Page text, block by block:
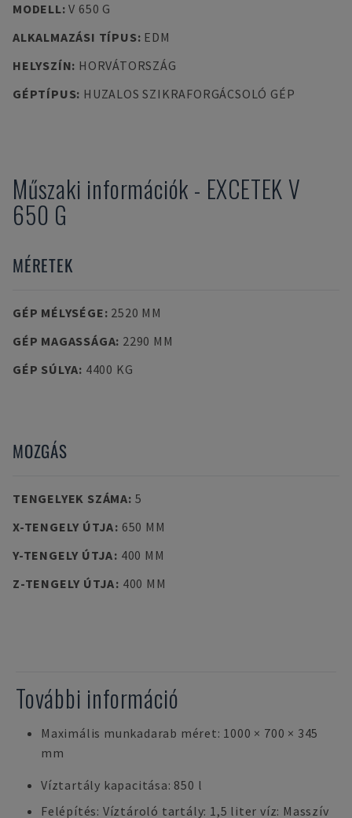
MODELL:V 650 G
ALKALMAZÁSI TÍPUS: EDM
HELYSZÍN: HORVÁTORSZÁG
GÉPTÍPUS: HUZALOS SZIKRAFORGÁCSOLÓ GÉP
Műszaki információk - EXCETEK V
650 G
MÉRETEK
GÉP MÉLYSÉGE: 2520 MM
GÉP MAGASSÁGA: 2290 MM
GÉP SÚLYA: 4400 KG
MOZGÁS
TENGELYEK SZÁMA: 5
X-TENGELY ÚTJA: 650 MM
Y-TENGELY ÚTJA: 400 MM
Z-TENGELY ÚTJA: 400 MM
További információ
Maximális munkadarab méret: 1000 × 700 × 345
mm
Víztartály kapacitása: 850 l
Felépítés: Víztároló tartály: 1,5 liter víz: Masszív